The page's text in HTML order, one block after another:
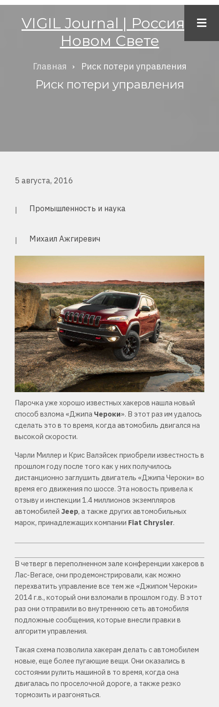
VIGIL Journal | Россия в
Новом Свете
Строка
навигации
Главная Риск потери управления
Риск потери управления
5 августа, 2016
Промышленность и наука
Михаил Ажгиревич
Парочка уже хорошо известных хакеров нашла новый
способ взлома «Джипа Чероки». В этот раз им удалось
сделать это в то время, когда автомобиль двигался на
высокой скорости.
Чарли Миллер и Крис Валэйсек приобрели известность в
прошлом году после того как у них получилось
дистанционно заглушить двигатель «Джипа Чероки» во
время его движения по шоссе. Эта новость привела к
отзыву и инспекции 1.4 миллионов экземпляров
автомобилей Jeep, а также других автомобильных
марок, принадлежащих компании Fiat Chrysler.
В четверг в переполненном зале конференции хакеров в
Лас-Вегасе, они продемонстрировали, как можно
перехватить управление все тем же «Джипом Чероки»
2014 г.в., который они взломали в прошлом году. В этот
раз они отправили во внутреннюю сеть автомобиля
подложные сообщения, которые внесли правки в
алгоритм управления.
Такая схема позволила хакерам делать с автомобилем
новые, еще более пугающие вещи. Они оказались в
состоянии рулить машиной в то время, когда она
двигалась по проселочной дороге, а также резко
тормозить и разгоняться.